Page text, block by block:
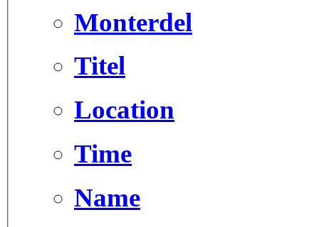
Monterdel
Titel
Location
Time
Name